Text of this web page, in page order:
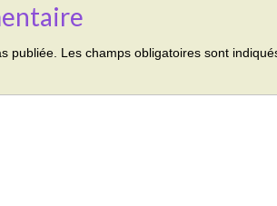
publiée. Les champs obligatoires sont